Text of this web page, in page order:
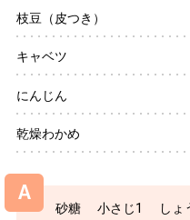
〒
☎ 088-
枝豆（皮つき）
キャベツ
にんじん
乾燥わかめ
A
砂糖 小さじ1 しょ